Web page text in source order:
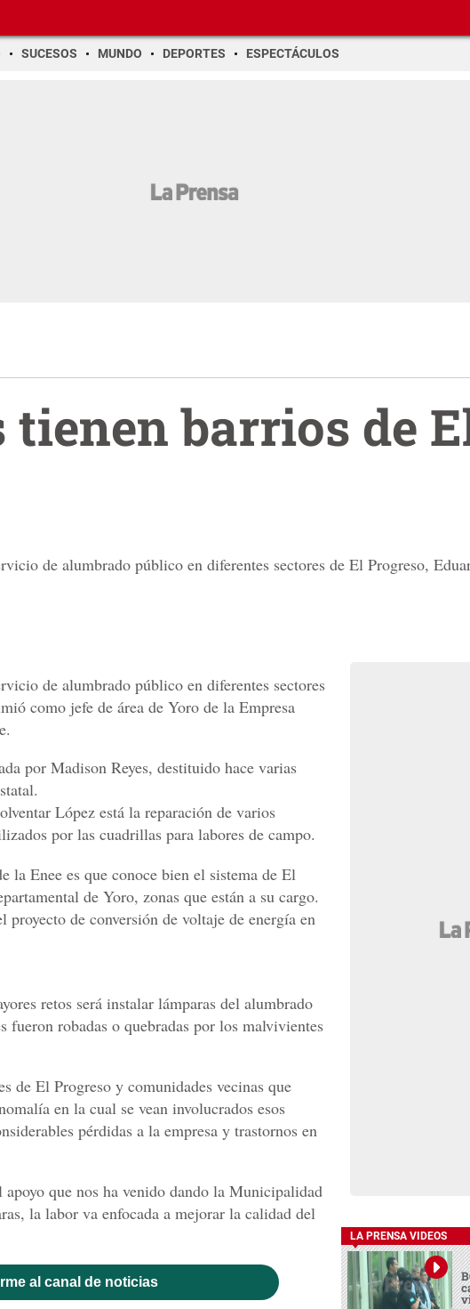
SUCESOS MUNDO DEPORTES ESPECTÁCULOS
tienen barrios de
de alumbrado público en diferentes sectores de El Progreso,
de alumbrado público en diferentes sectores
como jefe de área de Yoro de la Empresa
por Madison Reyes, destituido hace varias
López está la reparación de varios
por las cuadrillas para labores de campo.
la Enee es que conoce bien el sistema de El
de Yoro, zonas que están a su cargo.
proyecto de conversión de voltaje de energía en
retos será instalar lámparas del alumbrado
fueron robadas o quebradas por los malvivientes
de El Progreso y comunidades vecinas que
en la cual se vean involucrados esos
pérdidas a la empresa y trastornos en
que nos ha venido dando la Municipalidad
la labor va enfocada a mejorar la calidad del
al canal de noticias
LA PRENSA VIDEOS